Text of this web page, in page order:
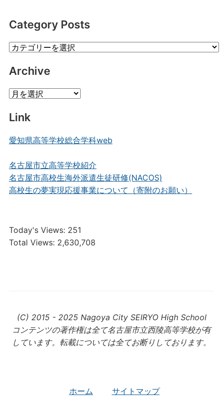
Category Posts
Category
Archive
Archive
Link
愛知県高等学校総合学科web
名古屋市立高等学校紹介
名古屋市高校生海外派遣生徒研修(NACOS)
高校生の夢実現応援事業について（寄附のお願い）
Today's Views: 251
Total Views: 2,630,708
(C) 2015 - 2025 Nagoya City SEIRYO High School
コンテンツの著作権は全て名古屋市立西陵高等学校が有
しています。転載については全てお断りしております。
ホーム サイトマップ